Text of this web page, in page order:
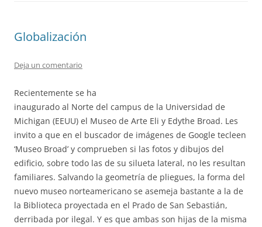
Globalización
Deja un comentario
Recientemente se ha
inaugurado al Norte del campus de la Universidad de
Michigan (EEUU) el Museo de Arte Eli y Edythe Broad. Les
invito a que en el buscador de imágenes de Google tecleen
‘Museo Broad’ y comprueben si las fotos y dibujos del
edificio, sobre todo las de su silueta lateral, no les resultan
familiares. Salvando la geometría de pliegues, la forma del
nuevo museo norteamericano se asemeja bastante a la de
la Biblioteca proyectada en el Prado de San Sebastián,
derribada por ilegal. Y es que ambas son hijas de la misma